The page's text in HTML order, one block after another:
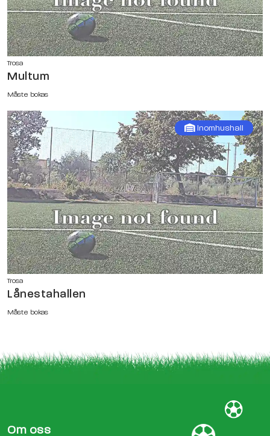
Trosa
Multum
Måste bokas
Inomhushall
Trosa
Lånestahallen
Måste bokas
Om oss